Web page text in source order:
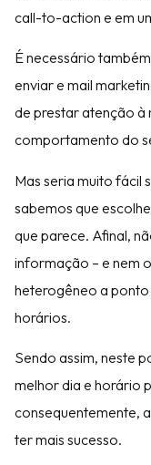
call-to-action e em
É necessário
enviar e mail
de prestar atenção à
comportamento do
Mas seria muito fácil
sabemos que
que parece. Afinal,
informação – e nem
heterogêneo a ponto
horários.
Sendo assim, neste
melhor dia e horário
consequentemente,
ter mais sucesso.